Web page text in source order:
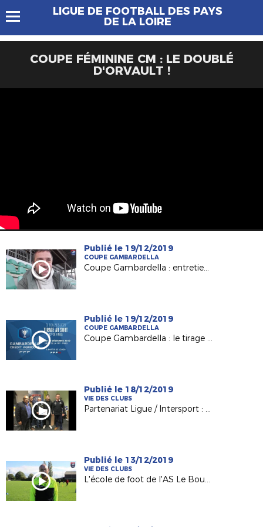
LIGUE DE FOOTBALL DES PAYS
DE LA LOIRE
COUPE FÉMININE CM : LE DOUBLÉ
D'ORVAULT !
Publié le 19/12/2019
COUPE GAMBARDELLA
Coupe Gambardella : entretien avec F. Da Rocha (USJA Carquefou)
Publié le 19/12/2019
COUPE GAMBARDELLA
Coupe Gambardella : le tirage des 32es de finale !
Publié le 18/12/2019
VIE DES CLUBS
Partenariat Ligue / Intersport : les clubs promus récompensés !
Publié le 13/12/2019
VIE DES CLUBS
L'école de foot de l'AS Le Bourgneuf la Forêt